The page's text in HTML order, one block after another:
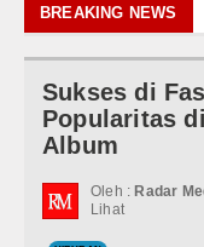
Politik
Hiburan
Olahraga
BREAKING NEWS
Toba Lantik
Minus T dan Q
011
Baru Pengobatan
Waas
Sukses di
Popularitas
Album
Oleh : Radar
Lihat